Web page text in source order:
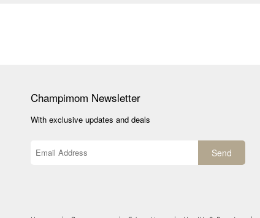
Champimom Newsletter
With exclusive updates and deals
Send